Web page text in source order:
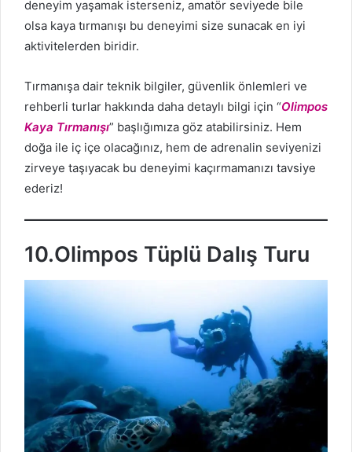
deneyim yaşamak isterseniz, amatör seviyede bile
olsa kaya tırmanışı bu deneyimi size sunacak en iyi
aktivitelerden biridir.
Tırmanışa dair teknik bilgiler, güvenlik önlemleri ve
rehberli turlar hakkında daha detaylı bilgi için “Olimpos
Kaya Tırmanışı” başlığımıza göz atabilirsiniz. Hem
doğa ile iç içe olacağınız, hem de adrenalin seviyenizi
zirveye taşıyacak bu deneyimi kaçırmamanızı tavsiye
ederiz!
10.Olimpos Tüplü Dalış Turu